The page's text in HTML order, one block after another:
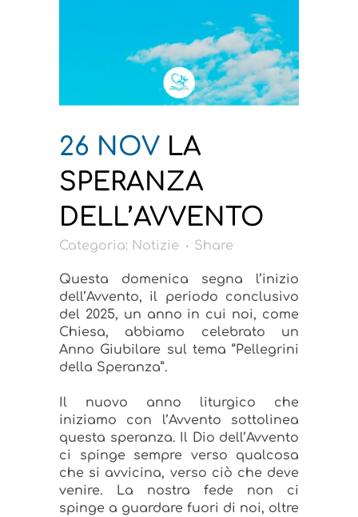
26 NOV LA
SPERANZA
DELL’AVVENTO
Categoria: Notizie Share
Questa domenica segna l’inizio
dell’Avvento, il periodo conclusivo
del 2025, un anno in cui noi, come
Chiesa, abbiamo celebrato un
Anno Giubilare sul tema “Pellegrini
della Speranza”.
Il nuovo anno liturgico che
iniziamo con l’Avvento sottolinea
questa speranza. Il Dio dell’Avvento
ci spinge sempre verso qualcosa
che si avvicina, verso ciò che deve
venire. La nostra fede non ci
spinge a guardare fuori di noi, oltre